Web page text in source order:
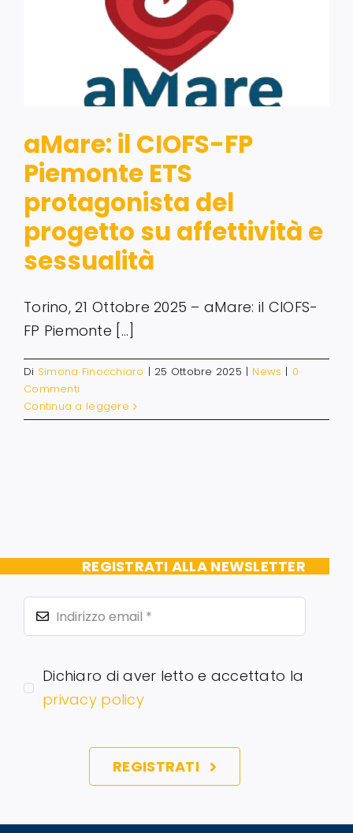
Servizi alle imprese
Richiedi informazioni
aMare: il CIOFS-FP
Piemonte ETS
protagonista del
progetto su affettività e
sessualità
Torino, 21 Ottobre 2025 – aMare: il CIOFS-
FP Piemonte [...]
Di Simona Finocchiaro | 25 Ottobre 2025 | News | 0
Commenti
Continua a leggere
REGISTRATI ALLA NEWSLETTER
Dichiaro di aver letto e accettato la
privacy policy
REGISTRATI